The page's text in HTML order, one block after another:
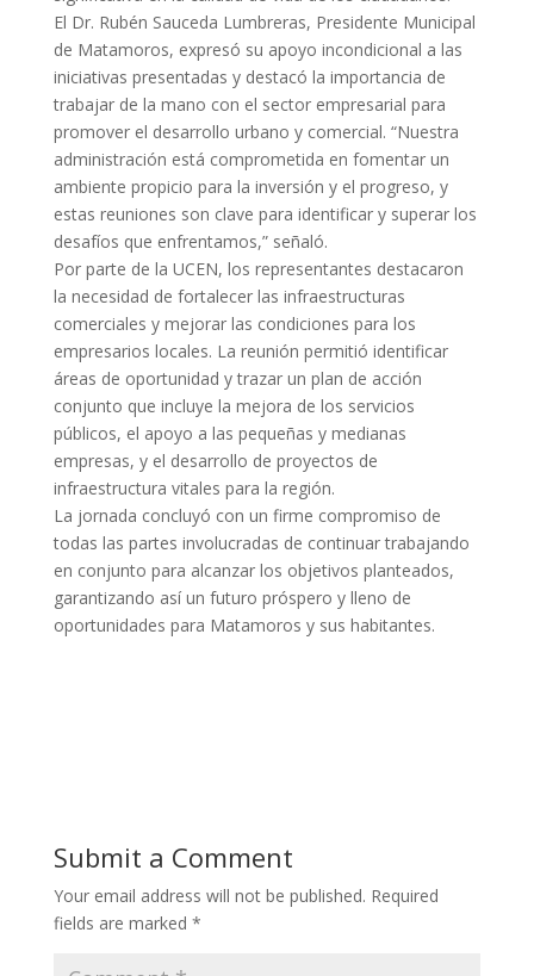
El Dr. Rubén Sauceda Lumbreras, Presidente Municipal
de Matamoros, expresó su apoyo incondicional a las
iniciativas presentadas y destacó la importancia de
trabajar de la mano con el sector empresarial para
promover el desarrollo urbano y comercial. “Nuestra
administración está comprometida en fomentar un
ambiente propicio para la inversión y el progreso, y
estas reuniones son clave para identificar y superar los
desafíos que enfrentamos,” señaló.
Por parte de la UCEN, los representantes destacaron
la necesidad de fortalecer las infraestructuras
comerciales y mejorar las condiciones para los
empresarios locales. La reunión permitió identificar
áreas de oportunidad y trazar un plan de acción
conjunto que incluye la mejora de los servicios
públicos, el apoyo a las pequeñas y medianas
empresas, y el desarrollo de proyectos de
infraestructura vitales para la región.
La jornada concluyó con un firme compromiso de
todas las partes involucradas de continuar trabajando
en conjunto para alcanzar los objetivos planteados,
garantizando así un futuro próspero y lleno de
oportunidades para Matamoros y sus habitantes.
Submit a Comment
Your email address will not be published. Required
fields are marked *